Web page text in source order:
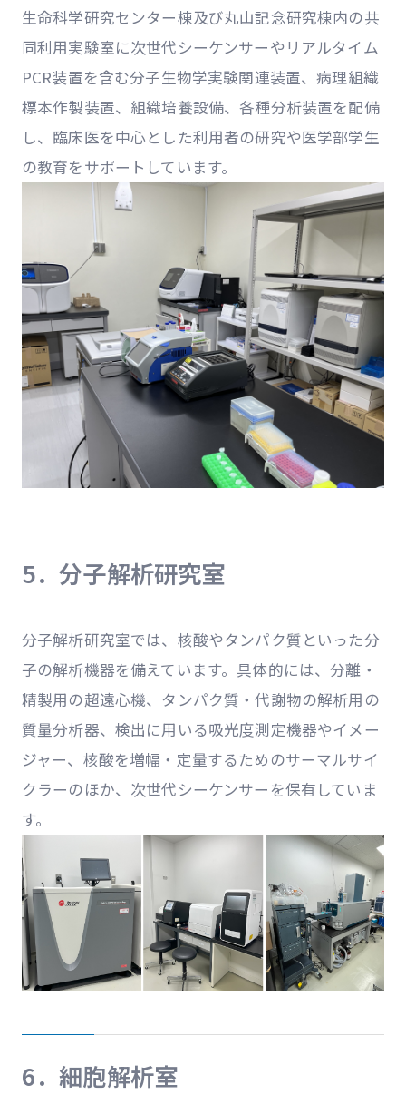
生命科学研究センター棟及び丸山記念研究棟内の共
同利用実験室に次世代シーケンサーやリアルタイム
PCR装置を含む分子生物学実験関連装置、病理組織
標本作製装置、組織培養設備、各種分析装置を配備
し、臨床医を中心とした利用者の研究や医学部学生
の教育をサポートしています。
5．分子解析研究室
分子解析研究室では、核酸やタンパク質といった分
子の解析機器を備えています。具体的には、分離・
精製用の超遠心機、タンパク質・代謝物の解析用の
質量分析器、検出に用いる吸光度測定機器やイメー
ジャー、核酸を増幅・定量するためのサーマルサイ
クラーのほか、次世代シーケンサーを保有していま
す。
6．細胞解析室